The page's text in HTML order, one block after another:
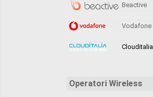
Beactive
Vodafone
Clouditalia
Operatori Wireless